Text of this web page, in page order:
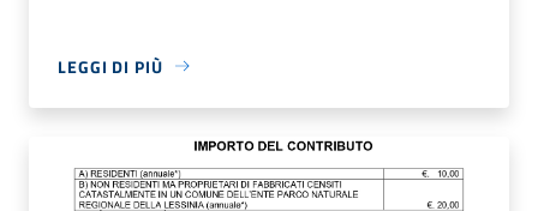
LEGGI DI PIÙ